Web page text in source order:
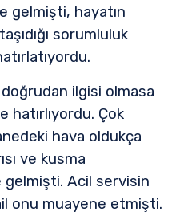
gelmişti, hayatın
sorumluluk
ilgisi olmasa
hatırlıyordu. Çok
hava oldukça
ve kusma
Acil servisin
onu muayene etmişti.